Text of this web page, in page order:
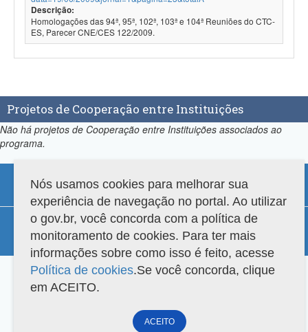
Descrição:
Homologações das 94ª, 95ª, 102ª, 103ª e 104ª Reuniões do CTC-
ES, Parecer CNE/CES 122/2009.
Projetos de Cooperação entre Instituições
Não há projetos de Cooperação entre Instituições associados ao
programa.
Compatibilidade
Nós usamos cookies para melhorar sua
experiência de navegação no portal. Ao utilizar
o gov.br, você concorda com a política de
monitoramento de cookies. Para ter mais
informações sobre como isso é feito, acesse
Política de cookies.Se você concorda, clique
em ACEITO.
ACEITO